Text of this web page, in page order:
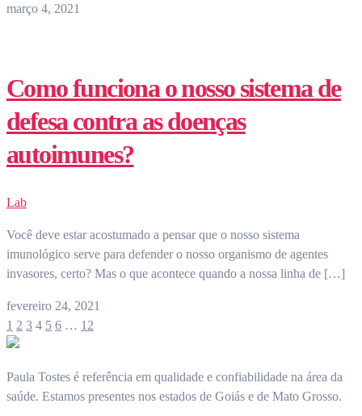
março 4, 2021
Como funciona o nosso sistema de
defesa contra as doenças
autoimunes?
Lab
Você deve estar acostumado a pensar que o nosso sistema
imunológico serve para defender o nosso organismo de agentes
invasores, certo? Mas o que acontece quando a nossa linha de […]
fevereiro 24, 2021
1 2 3 4 5 6 … 12
Paula Tostes é referência em qualidade e confiabilidade na área da
saúde. Estamos presentes nos estados de Goiás e de Mato Grosso.